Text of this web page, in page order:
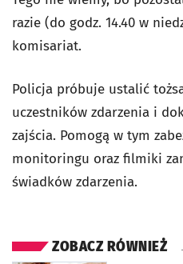
razie (do godz. 14.40 w
komisariat.
Policja próbuje ustalić
uczestników zdarzenia i
zajścia. Pomogą w tym
monitoringu oraz filmiki
świadków zdarzenia.
ZOBACZ RÓWNIEŻ